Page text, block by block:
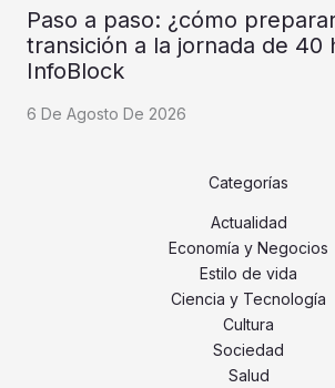
Paso a paso: ¿cómo
transición a la jornada de 40
InfoBlock
6 De Agosto De 2026
Categorías
Actualidad
Economía y Negocios
Estilo de vida
Ciencia y Tecnología
Cultura
Sociedad
Salud